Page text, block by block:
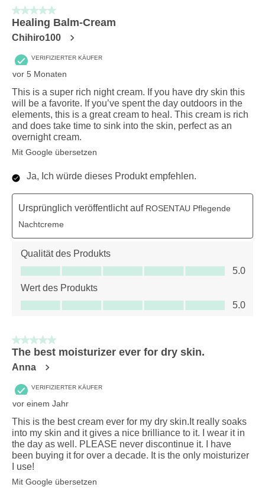
5 von 5 Sternen.
Healing Balm-Cream
Chihiro100
VERIFIZIERTER KÄUFER
vor 5 Monaten
This is a super rich night cream. If you have dry skin this
will be a favorite. If you’ve spent the day outdoors in the
elements, this is a great cream to heal. This cream is rich
and does take time to sink into the skin, perfect as an
overnight cream.
Mit Google übersetzen
Ja, Ich würde dieses Produkt empfehlen.
Ursprünglich veröffentlicht auf ROSENTAU Pflegende
Nachtcreme
Qualität des Produkts
Qualität des Produkts, 5.0 von 5
5.0
Wert des Produkts
Wert des Produkts, 5.0 von 5
5.0
5 von 5 Sternen.
The best moisturizer ever for dry skin.
Anna
VERIFIZIERTER KÄUFER
vor einem Jahr
This is the best cream ever for my dry skin.It really soaks
into my skin and it gives a nice brilliance to it. I wear it in
the day as well. PLEASE never discontinue it. I have
been buying it for over a decade. It is the only moisturizer
I use!
Mit Google übersetzen